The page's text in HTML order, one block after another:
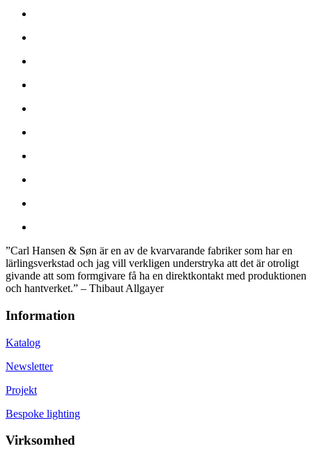
”Carl Hansen & Søn är en av de kvarvarande fabriker som har en
lärlingsverkstad och jag vill verkligen understryka att det är otroligt
givande att som formgivare få ha en direktkontakt med produktionen
och hantverket.” – Thibaut Allgayer
Information
Katalog
Newsletter
Projekt
Bespoke lighting
Virksomhed